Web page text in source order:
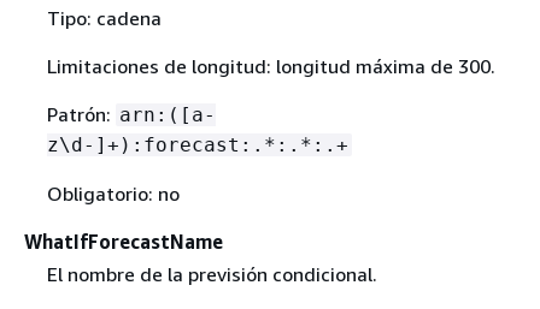
Tipo: cadena
Limitaciones de longitud: longitud máxima de 300.
Patrón: arn:([a-
z\d-]+):forecast:.*:.*:.+
Obligatorio: no
WhatIfForecastName
El nombre de la previsión condicional.